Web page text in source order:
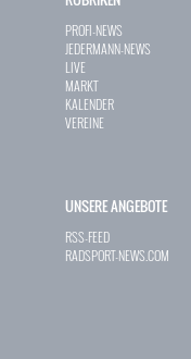
PROFI-NEWS
JEDERMANN-NEWS
LIVE
MARKT
KALENDER
VEREINE
UNSERE ANGEBOTE
RSS-FEED
RADSPORT-NEWS.COM